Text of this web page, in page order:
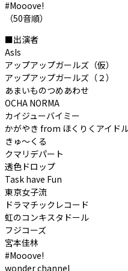
#Mooove!
（50音順）
■出演者
AsIs
アップアップガールズ（仮）
アップアップガールズ（２）
あまいものつめあわせ
OCHA NORMA
カイジューバイミー
かがやき from ほくりくアイド
きゅ～くる
クマリデパート
透色ドロップ
Task have Fun
東京女子流
ドラマチックレコード
虹のコンキスタドール
フジコーズ
宮本佳林
#Mooove!
wonder channel